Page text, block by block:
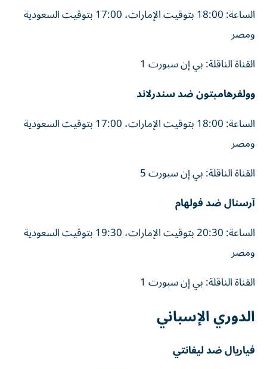
الساعة: 18:00 بتوقيت الإمارات، 17:00 بتوقيت السعودية
ومصر
القناة الناقلة: بي إن سبورت 1
وولفرهامبتون ضد سندرلاند
الساعة: 18:00 بتوقيت الإمارات، 17:00 بتوقيت السعودية
ومصر
القناة الناقلة: بي إن سبورت 5
آرسنال ضد فولهام
الساعة: 20:30 بتوقيت الإمارات، 19:30 بتوقيت السعودية
ومصر
القناة الناقلة: بي إن سبورت 1
الدوري الإسباني
فياريال ضد ليفانتي